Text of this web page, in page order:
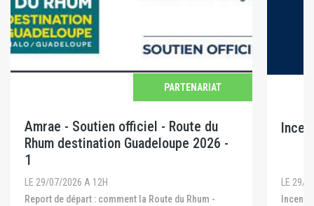
PARTENARIAT
Amrae - Soutien officiel - Route du
Rhum destination Guadeloupe 2026 -
1
LE 29/07/2026 A 12H
Report de départ : comment la Route du Rhum -
LE 29/